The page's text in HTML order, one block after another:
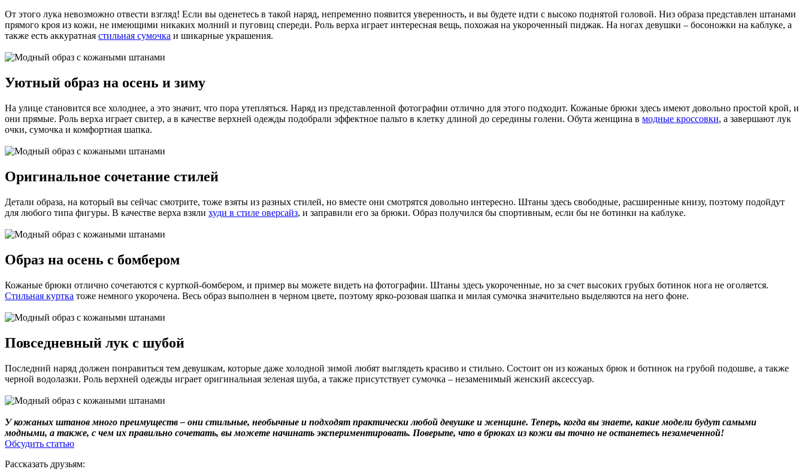
От этого лука невозможно отвести взгляд! Если вы оденетесь в такой наряд, непременно появится уверенность, и вы будете идти с высоко поднятой головой. Низ образа представлен штанами
прямого кроя из кожи, не имеющими никаких молний и пуговиц спереди. Роль верха играет интересная вещь, похожая на укороченный пиджак. На ногах девушки – босоножки на каблуке, а
также есть аккуратная стильная сумочка и шикарные украшения.
Уютный образ на осень и зиму
На улице становится все холоднее, а это значит, что пора утепляться. Наряд из представленной фотографии отлично для этого подходит. Кожаные брюки здесь имеют довольно простой крой, и
они прямые. Роль верха играет свитер, а в качестве верхней одежды подобрали эффектное пальто в клетку длиной до середины голени. Обута женщина в модные кроссовки, а завершают лук
очки, сумочка и комфортная шапка.
Оригинальное сочетание стилей
Детали образа, на который вы сейчас смотрите, тоже взяты из разных стилей, но вместе они смотрятся довольно интересно. Штаны здесь свободные, расширенные книзу, поэтому подойдут
для любого типа фигуры. В качестве верха взяли худи в стиле оверсайз, и заправили его за брюки. Образ получился бы спортивным, если бы не ботинки на каблуке.
Образ на осень с бомбером
Кожаные брюки отлично сочетаются с курткой-бомбером, и пример вы можете видеть на фотографии. Штаны здесь укороченные, но за счет высоких грубых ботинок нога не оголяется.
Стильная куртка тоже немного укорочена. Весь образ выполнен в черном цвете, поэтому ярко-розовая шапка и милая сумочка значительно выделяются на него фоне.
Повседневный лук с шубой
Последний наряд должен понравиться тем девушкам, которые даже холодной зимой любят выглядеть красиво и стильно. Состоит он из кожаных брюк и ботинок на грубой подошве, а также
черной водолазки. Роль верхней одежды играет оригинальная зеленая шуба, а также присутствует сумочка – незаменимый женский аксессуар.
У кожаных штанов много преимуществ – они стильные, необычные и подходят практически любой девушке и женщине. Теперь, когда вы знаете, какие модели будут самыми
модными, а также, с чем их правильно сочетать, вы можете начинать экспериментировать. Поверьте, что в брюках из кожи вы точно не останетесь незамеченной!
Обсудить статью
Рассказать друзьям: